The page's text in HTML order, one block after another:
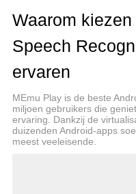
feedback across your
• …and many other
To use Google Text-
Android device, go to
> Text-to-Speech
Recognition and
preferred engine.
Note, on many
Recognition and
Waarom
Speech
ervaren
MEmu Play is de beste
miljoen gebruikers die
ervaring. Dankzij de
duizenden Android-apps
meest veeleisende.